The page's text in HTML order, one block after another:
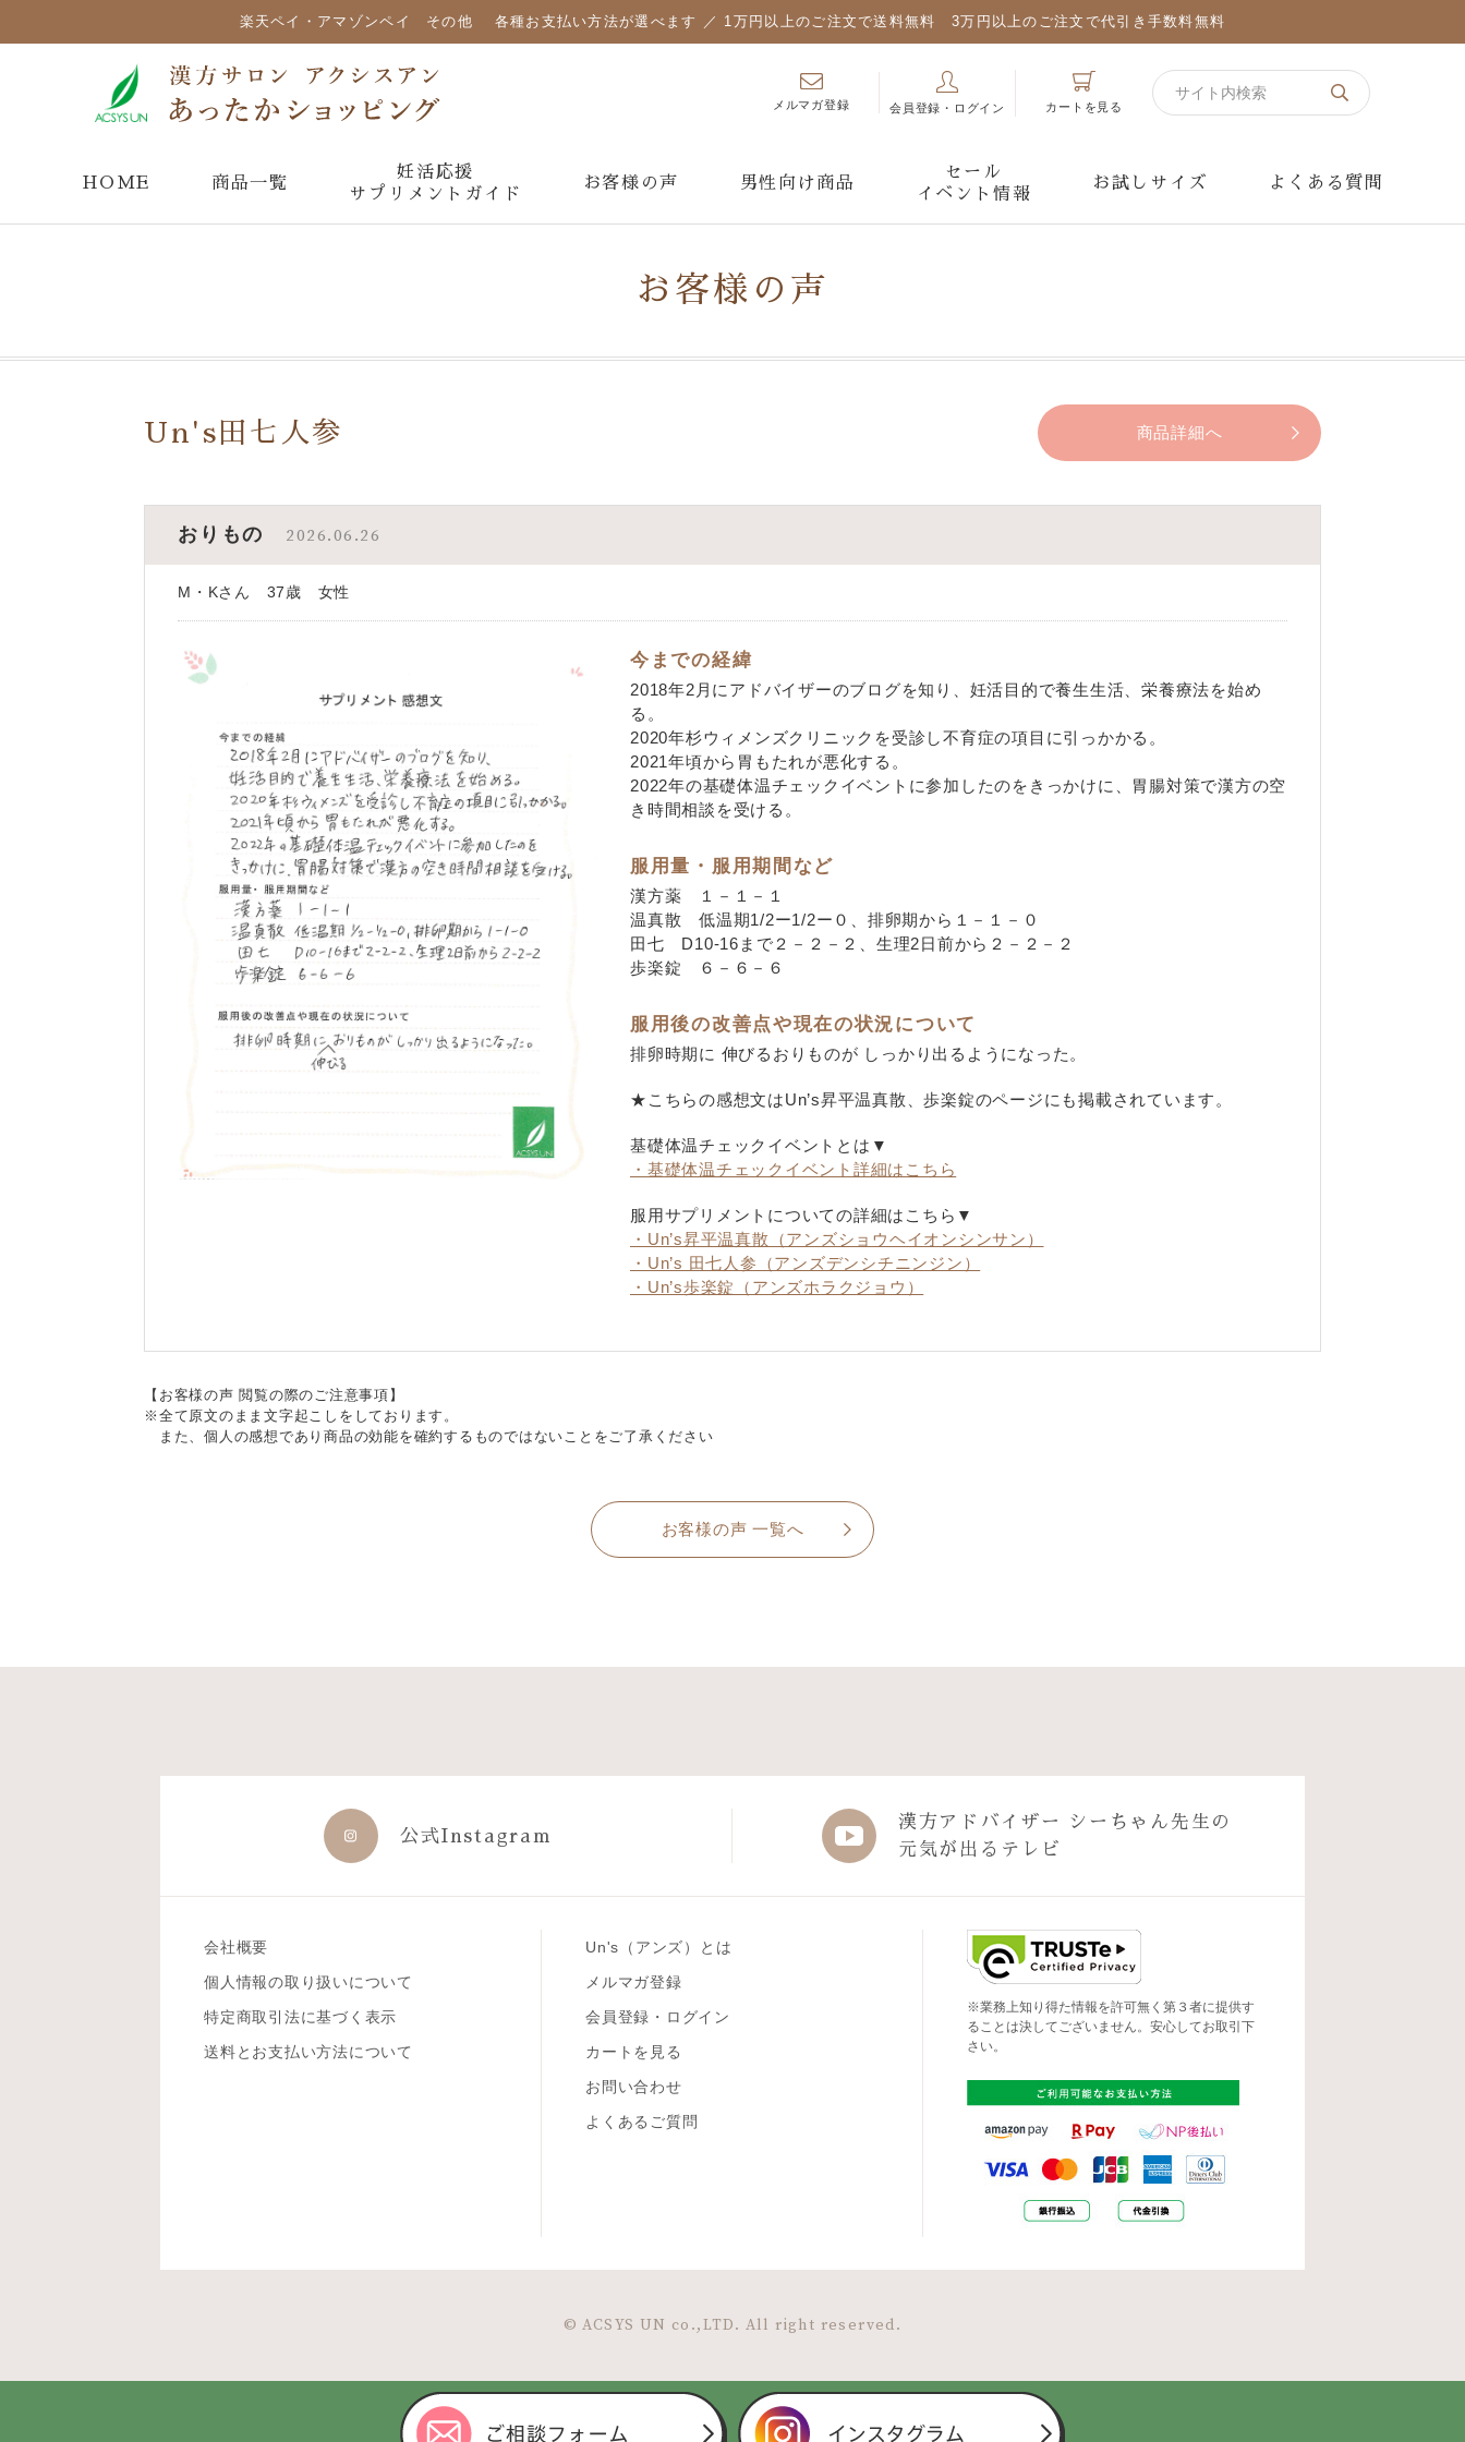
楽天ペイ・アマゾンペイ その他 各種お支払い方法が選べます ／ 1万円以上のご注文で送料無料 3万円以上のご注文で代引き手数料無料
メルマガ登録 会員登録・ログイン カートを見る
HOME 商品一覧
妊活応援
サプリメントガイド
お客様の声 男性向け商品
セール
イベント情報
お試しサイズ よくある質問
お客様の声
Un's田七人参 商品詳細へ
おりもの 2026.06.26
M・Kさん 37歳 女性
今までの経緯
2018年2月にアドバイザーのブログを知り、妊活目的で養生生活、栄養療法を始め
る。
2020年杉ウィメンズクリニックを受診し不育症の項目に引っかかる。
2021年頃から胃もたれが悪化する。
2022年の基礎体温チェックイベントに参加したのをきっかけに、胃腸対策で漢方の空
き時間相談を受ける。
服用量・服用期間など
漢方薬 １－１－１
温真散 低温期1/2ー1/2ー０、排卵期から１－１－０
田七 D10-16まで２－２－２、生理2日前から２－２－２
歩楽錠 ６－６－６
服用後の改善点や現在の状況について
排卵時期に 伸びるおりものが しっかり出るようになった。
★こちらの感想文はUn’s昇平温真散、歩楽錠のページにも掲載されています。
基礎体温チェックイベントとは▼
・基礎体温チェックイベント詳細はこちら
服用サプリメントについての詳細はこちら▼
・Un’s昇平温真散（アンズショウヘイオンシンサン）
・Un’s 田七人参（アンズデンシチニンジン）
・Un’s歩楽錠（アンズホラクジョウ）
【お客様の声 閲覧の際のご注意事項】
※全て原文のまま文字起こしをしております。
また、個人の感想であり商品の効能を確約するものではないことをご了承ください
お客様の声 一覧へ
公式Instagram
漢方アドバイザー シーちゃん先生の
元気が出るテレビ
会社概要
個人情報の取り扱いについて
特定商取引法に基づく表示
送料とお支払い方法について
Un's（アンズ）とは
メルマガ登録
会員登録・ログイン
カートを見る
お問い合わせ
よくあるご質問
※業務上知り得た情報を許可無く第３者に提供す
ることは決してございません。安心してお取引下
さい。
© ACSYS UN co.,LTD. All right reserved.